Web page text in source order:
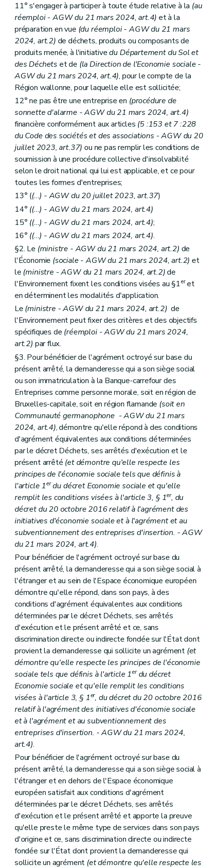
11° s'engager à participer à toute étude relative à la (au
réemploi - AGW du 21 mars 2024, art.4) et à la
préparation en vue (du réemploi - AGW du 21 mars
2024, art.2) de déchets, produits ou composants de
produits menée, à l'initiativedu Département du Sol et
des Déchets et de (la Direction de l'Economie sociale -
AGW du 21 mars 2024, art.4), pour le compte de la
Région wallonne, pour laquelle elle est sollicitée;
12° ne pas être une entreprise en (procédure de
sonnette d'alarme - AGW du 21 mars 2024, art.4)
financière conformément aux articles (5 :153 et 7 :228
du Code des sociétés et des associations - AGW du 20
juillet 2023, art.37)ou ne pas remplir les conditions de
soumission à une procédure collective d'insolvabilité
selon le droit national qui lui est applicable, et ce pour
toutes les formes d'entreprises;
13° ((...) - AGW du 20 juillet 2023, art.37)
14° ((...) - AGW du 21 mars 2024, art.4)
15° ((...) - AGW du 21 mars 2024, art.4);
16° ((...) - AGW du 21 mars 2024, art.4).
§2. Le (ministre - AGW du 21 mars 2024, art.2) de
l'Économie (sociale - AGW du 21 mars 2024, art.2) et
le (ministre - AGW du 21 mars 2024, art.2)de
l'Environnement fixent les conditions visées au §1eret
en déterminent les modalités d'application.
Le (ministre - AGW du 21 mars 2024, art.2)de
l'Environnement peut fixer des critères et des objectifs
spécifiques de (réemploi - AGW du 21 mars 2024,
art.2) par flux.
§3. Pour bénéficier de l'agrément octroyé sur base du
présent arrêté, la demanderesse qui a son siège social
ou son immatriculation à la Banque-carrefour des
Entreprises comme personne morale, soit en région de
Bruxelles-capitale, soit en région flamande (soit en
Communauté germanophone - AGW du 21 mars
2024, art.4), démontre qu'elle répond à des conditions
d'agrément équivalentes aux conditions déterminées
par le décret Déchets, ses arrêtés d'exécution et le
présent arrêté (et démontre qu'elle respecte les
principes de l'économie sociale tels que définis à
l'article 1erdu décret Economie sociale et qu'elle
remplit les conditions visées à l'article 3, § 1er, du
décret du 20 octobre 2016 relatif à l'agrément des
initiatives d'économie sociale et à l'agrément et au
subventionnement des entreprises d'insertion. - AGW
du 21 mars 2024, art.4).
Pour bénéficier de l'agrément octroyé sur base du
présent arrêté, la demanderesse qui a son siège social à
l'étranger et au sein de l'Espace économique européen
démontre qu'elle répond, dans son pays, à des
conditions d'agrément équivalentes aux conditions
déterminées par le décret Déchets, ses arrêtés
d'exécution et le présent arrêté et ce, sans
discrimination directe ou indirecte fondée sur l'État dont
provient la demanderesse qui sollicite un agrément (et
démontre qu'elle respecte les principes de l'économie
sociale tels que définis à l'article 1erdu décret
Economie sociale et qu'elle remplit les conditions
visées à l'article 3, § 1er, du décret du 20 octobre 2016
relatif à l'agrément des initiatives d'économie sociale
et à l'agrément et au subventionnement des
entreprises d'insertion. - AGW du 21 mars 2024,
art.4).
Pour bénéficier de l'agrément octroyé sur base du
présent arrêté, la demanderesse qui a son siège social à
l'étranger et en dehors de l'Espace économique
européen satisfait aux conditions d'agrément
déterminées par le décret Déchets, ses arrêtés
d'exécution et le présent arrêté et apporte la preuve
qu'elle preste le même type de services dans son pays
d'origine et ce, sans discrimination directe ou indirecte
fondée sur l'État dont provient la demanderesse qui
sollicite un agrément (et démontre qu'elle respecte les